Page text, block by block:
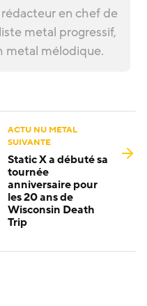
en chef de
metal progressif,
metal mélodique.
ACTU NU METAL
SUIVANTE
Static X a débuté sa
tournée
anniversaire pour
les 20 ans de
Wisconsin Death
Trip